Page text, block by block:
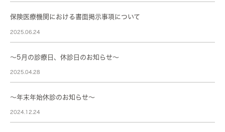
保険医療機関における書面掲示事項について
2025.06.24
～5月の診療日、休診日のお知らせ～
2025.04.28
〜年末年始休診のお知らせ〜
2024.12.24